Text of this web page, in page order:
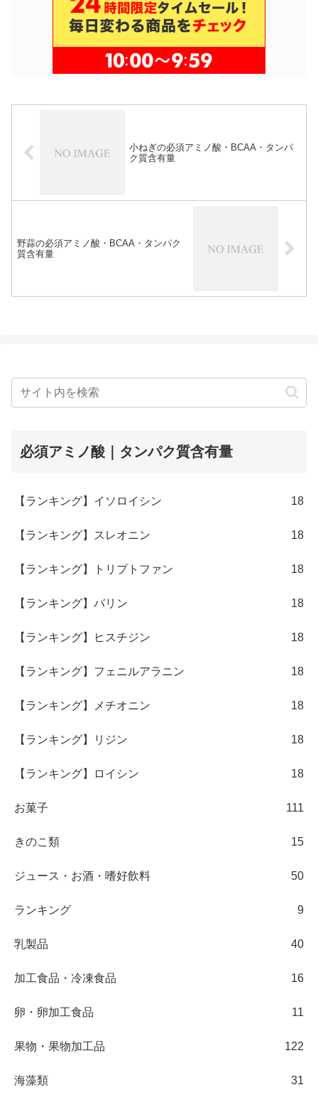
小ねぎの必須アミノ酸・BCAA・タンパ
ク質含有量
野蒜の必須アミノ酸・BCAA・タンパク
質含有量
必須アミノ酸｜タンパク質含有量
【ランキング】イソロイシン 18
【ランキング】スレオニン 18
【ランキング】トリプトファン 18
【ランキング】バリン 18
【ランキング】ヒスチジン 18
【ランキング】フェニルアラニン 18
【ランキング】メチオニン 18
【ランキング】リジン 18
【ランキング】ロイシン 18
お菓子 111
きのこ類 15
ジュース・お酒・嗜好飲料 50
ランキング 9
乳製品 40
加工食品・冷凍食品 16
卵・卵加工食品 11
果物・果物加工品 122
海藻類 31